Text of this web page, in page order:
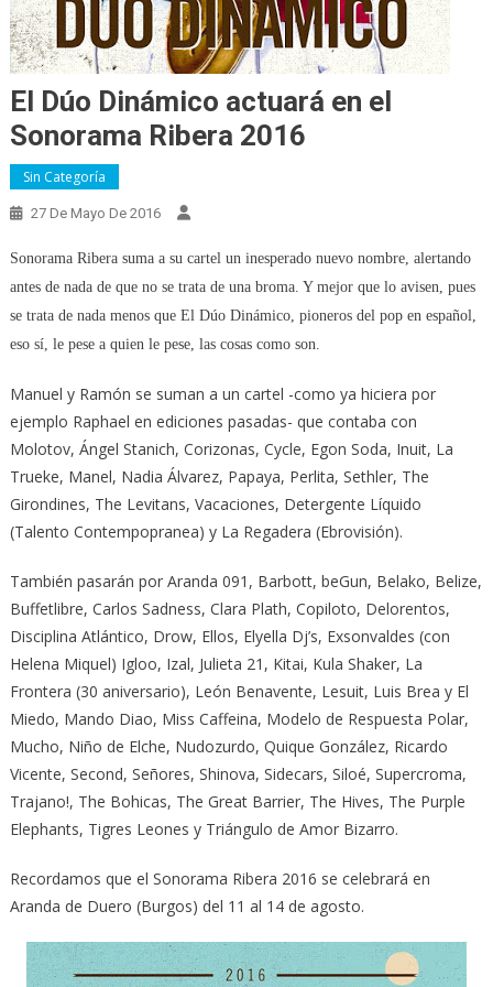
El Dúo Dinámico actuará en el
Sonorama Ribera 2016
Sin Categoría
27 De Mayo De 2016
Sonorama Ribera suma a su cartel un inesperado nuevo nombre, alertando
antes de nada de que no se trata de una broma. Y mejor que lo avisen, pues
se trata de nada menos que El Dúo Dinámico, pioneros del pop en español,
eso sí, le pese a quien le pese, las cosas como son.
Manuel y Ramón se suman a un cartel -como ya hiciera por
ejemplo Raphael en ediciones pasadas- que contaba con
Molotov, Ángel Stanich, Corizonas, Cycle, Egon Soda, Inuit, La
Trueke, Manel, Nadia Álvarez, Papaya, Perlita, Sethler, The
Girondines, The Levitans, Vacaciones, Detergente Líquido
(Talento Contempopranea) y La Regadera (Ebrovisión).
También pasarán por Aranda 091, Barbott, beGun, Belako, Belize,
Buffetlibre, Carlos Sadness, Clara Plath, Copiloto, Delorentos,
Disciplina Atlántico, Drow, Ellos, Elyella Dj’s, Exsonvaldes (con
Helena Miquel) Igloo, Izal, Julieta 21, Kitai, Kula Shaker, La
Frontera (30 aniversario), León Benavente, Lesuit, Luis Brea y El
Miedo, Mando Diao, Miss Caffeina, Modelo de Respuesta Polar,
Mucho, Niño de Elche, Nudozurdo, Quique González, Ricardo
Vicente, Second, Señores, Shinova, Sidecars, Siloé, Supercroma,
Trajano!, The Bohicas, The Great Barrier, The Hives, The Purple
Elephants, Tigres Leones y Triángulo de Amor Bizarro.
Recordamos que el Sonorama Ribera 2016 se celebrará en
Aranda de Duero (Burgos) del 11 al 14 de agosto.